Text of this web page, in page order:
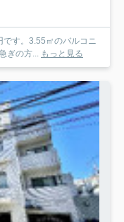
す。3.55㎡のバルコニ
ぎの方...
もっと見る